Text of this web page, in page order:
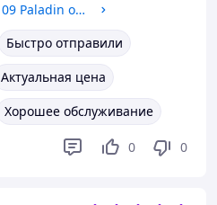
Тактический ПВХ патч M109 Paladin от АТАКА 3D шеврон с Velcro, военная нашивка с артиллерией для формы и снаряжения
Быстро отправили
Актуальная цена
Хорошее обслуживание
0 0